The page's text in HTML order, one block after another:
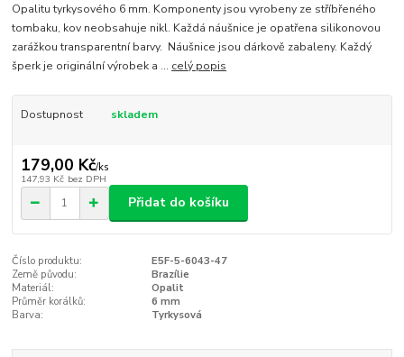
Opalitu tyrkysového 6 mm. Komponenty jsou vyrobeny ze stříbřeného
tombaku, kov neobsahuje nikl. Každá náušnice je opatřena silikonovou
zarážkou transparentní barvy. Náušnice jsou dárkově zabaleny. Každý
šperk je originální výrobek a ... celý popis
Dostupnost skladem
179,00 Kč/ks
147,93 Kč bez DPH
Přidat do košíku
Číslo produktu:
E5F-5-6043-47
Země původu:
Brazílie
Materiál:
Opalit
Průměr korálků:
6 mm
Barva:
Tyrkysová